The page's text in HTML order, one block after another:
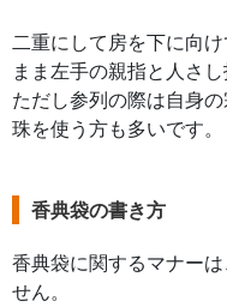
二重にして房を下に向
まま左手の親指と人さ
ただし参列の際は自身
珠を使う方も多いです。
香典袋の書き方
香典袋に関するマナー
せん。